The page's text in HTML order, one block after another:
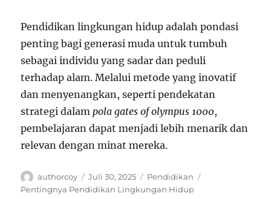
Pendidikan lingkungan hidup adalah pondasi
penting bagi generasi muda untuk tumbuh
sebagai individu yang sadar dan peduli
terhadap alam. Melalui metode yang inovatif
dan menyenangkan, seperti pendekatan
strategi dalampola gates of olympus 1000,
pembelajaran dapat menjadi lebih menarik dan
relevan dengan minat mereka.
Author
authorcoy
Posted
on
Juli 30, 2025 Categories
Pendidikan
Pentingnya Pendidikan Lingkungan Hidup